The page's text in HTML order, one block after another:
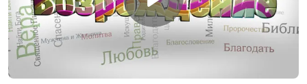
Что мешает нам
молиться постоянно?
Олег Харламов,
священнослужитель
#254
Постоянство в
молитве
Олег Харламов,
священнослужитель